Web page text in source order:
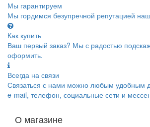
Мы гарантируем
Мы гордимся безупречной репутацией
Как купить
Ваш первый заказ? Мы с радостью
оформить.
Всегда на связи
Связаться с нами можно любым удобным
e-mail, телефон, социальные сети и
О магазине